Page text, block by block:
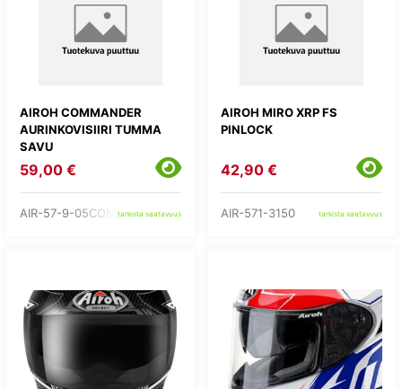
AIROH COMMANDER
AURINKOVISIIRI TUMMA
SAVU
59,00 €
AIR-57-9-05COMINtarkista saatavuus
AIROH MIRO XRP FS
PINLOCK
42,90 €
AIR-571-3150 tarkista saatavuus